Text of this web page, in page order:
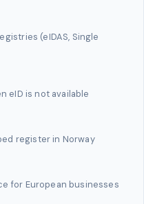
(eIDAS, Single
eID is not available
register in Norway
for European businesses